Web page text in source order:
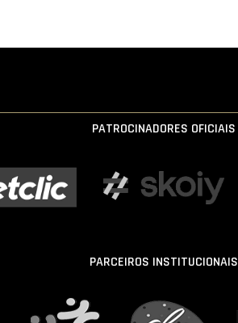
PATROCINADORES OFICIAIS
PARCEIROS INSTITUCIONAIS